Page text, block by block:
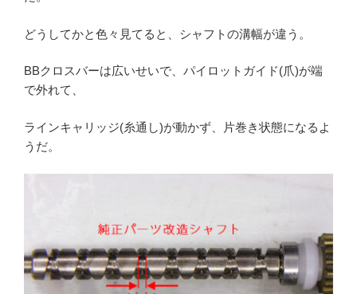
どうしてかと色々見てると、シャフトの溝幅が違う。
BBクロスバーは広いせいで、パイロットガイド(爪)が端
で外れて、
ラインキャリッジ(糸通し)が動かず、片巻き状態になるよ
うだ。